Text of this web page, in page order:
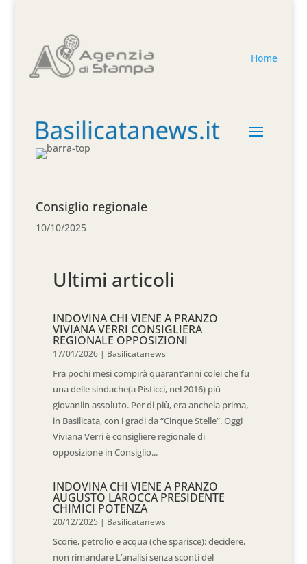
Home
Consiglio regionale
10/10/2025
Ultimi articoli
INDOVINA CHI VIENE A PRANZO
VIVIANA VERRI CONSIGLIERA
REGIONALE OPPOSIZIONI
17/01/2026 | Basilicatanews
Fra pochi mesi compirà quarant’anni colei che fu
una delle sindache(a Pisticci, nel 2016) più
giovaniin assoluto. Per di più, era anchela prima,
in Basilicata, con i gradi da “Cinque Stelle”. Oggi
Viviana Verri è consigliere regionale di
opposizione in Consiglio...
INDOVINA CHI VIENE A PRANZO
AUGUSTO LAROCCA PRESIDENTE
CHIMICI POTENZA
20/12/2025 | Basilicatanews
Scorie, petrolio e acqua (che sparisce): decidere,
non rimandare L’analisi senza sconti del